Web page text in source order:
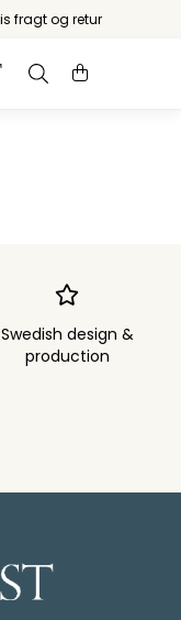
fragt og retur
Swedish design &
production